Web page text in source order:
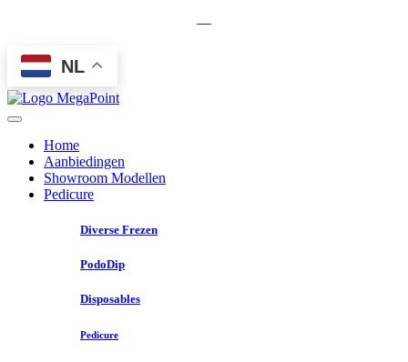
—
NL
Home
Aanbiedingen
Showroom Modellen
Pedicure
Diverse Frezen
PodoDip
Disposables
Pedicure